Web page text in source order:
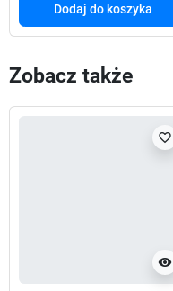
Dodaj do koszyka
Zobacz także
visibility
favorite_border